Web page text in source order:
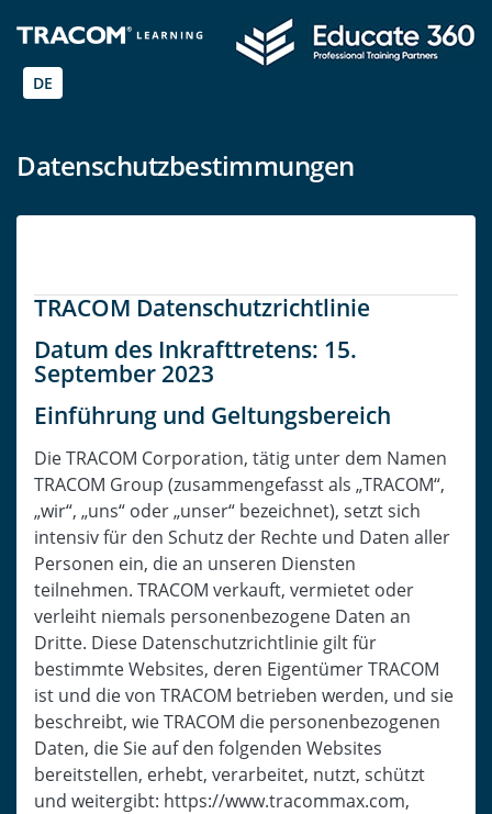
DE
Datenschutzbestimmungen
TRACOM Datenschutzrichtlinie
Datum des Inkrafttretens: 15.
September 2023
Einführung und Geltungsbereich
Die TRACOM Corporation, tätig unter dem Namen
TRACOM Group (zusammengefasst als „TRACOM“,
„wir“, „uns“ oder „unser“ bezeichnet), setzt sich
intensiv für den Schutz der Rechte und Daten aller
Personen ein, die an unseren Diensten
teilnehmen. TRACOM verkauft, vermietet oder
verleiht niemals personenbezogene Daten an
Dritte. Diese Datenschutzrichtlinie gilt für
bestimmte Websites, deren Eigentümer TRACOM
ist und die von TRACOM betrieben werden, und sie
beschreibt, wie TRACOM die personenbezogenen
Daten, die Sie auf den folgenden Websites
bereitstellen, erhebt, verarbeitet, nutzt, schützt
und weitergibt: https://www.tracommax.com,